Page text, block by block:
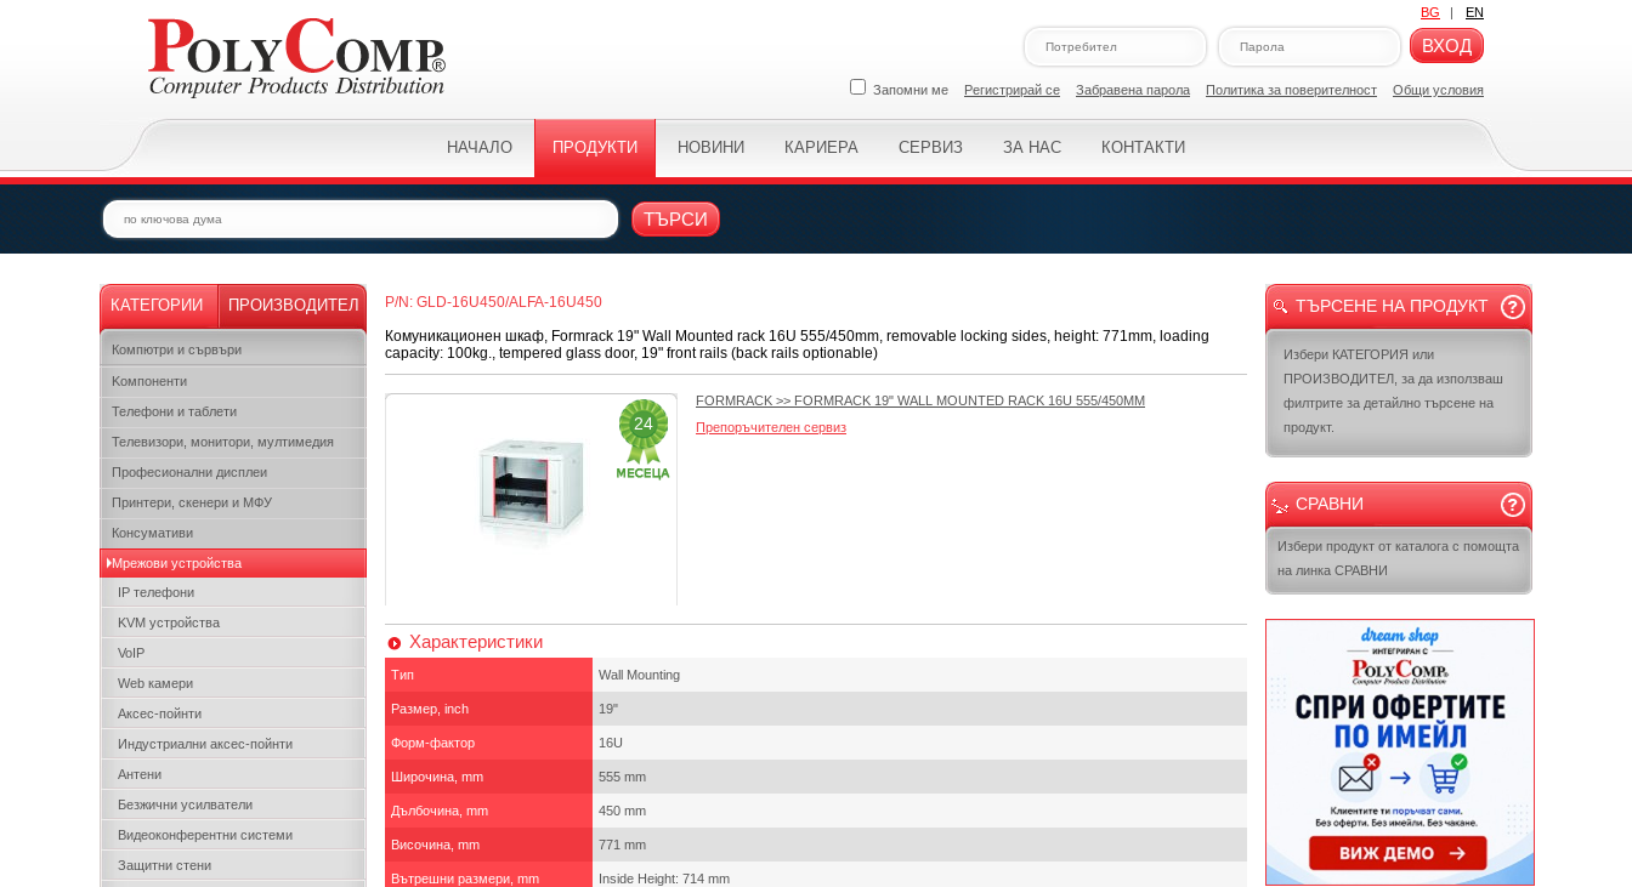
BG | EN
ВХОД
Запомни ме Регистрирай се Забравена парола Политикa за поверителност Общи условия
НАЧАЛО ПРОДУКТИ НОВИНИ КАРИЕРА СЕРВИЗ ЗА НАС КОНТАКТИ
ТЪРСИ
КАТЕГОРИИ ПРОИЗВОДИТЕЛ
Компютри и сървъри
Kомпоненти
Телефони и таблети
Телевизори, монитори, мултимедия
Професионални дисплеи
Принтери, скенери и МФУ
Консумативи
Мрежови устройства
IP телефони
KVM устройства
VoIP
Web камери
Аксес-пойнти
Индустриални аксес-пойнти
Антени
Безжични усилватели
Видеоконферентни системи
Защитни стени
P/N: GLD-16U450/ALFA-16U450
Комуникационен шкаф, Formrack 19" Wall Mounted rack 16U 555/450mm, removable locking sides, height: 771mm, loading
capacity: 100kg., tempered glass door, 19" front rails (back rails optionable)
24
FORMRACK >> FORMRACK 19" WALL MOUNTED RACK 16U 555/450MM
Препоръчителен сервиз
Характеристики
Тип Wall Mounting
Размер, inch 19"
Форм-фактор 16U
Широчина, mm 555 mm
Дълбочина, mm 450 mm
Височина, mm 771 mm
Вътрешни размери, mm Inside Height: 714 mm
ТЪРСЕНЕ НА ПРОДУКТ
Избери КАТЕГОРИЯ или
ПРОИЗВОДИТЕЛ, за да използваш
филтрите за детайлно търсене на
продукт.
СРАВНИ
Избери продукт от каталога с помощта
на линка СРАВНИ